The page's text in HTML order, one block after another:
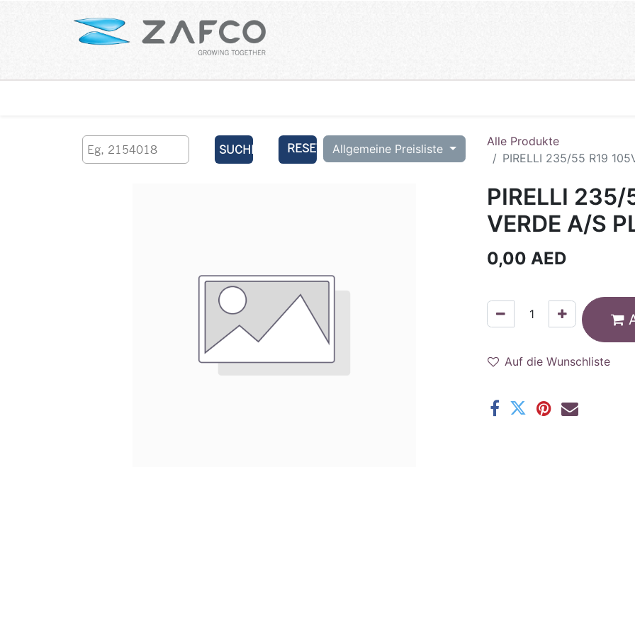
SUCHEN RESET Allgemeine Preisliste
Alle Produkte
PIRELLI 235/55 R19
PIRELLI 235/
VERDE A/S
0,00 AED
Auf die Wunschliste